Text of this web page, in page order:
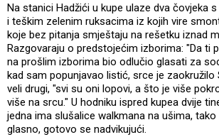
Na stanici Hadžići u kupe ulaze dva čovjeka
i teškim zelenim ruksacima iz kojih vire
koje bez pitanja smještaju na rešetku iznad
Razgovaraju o predstojećim izborima: "Da ti
na prošlim izborima bio odlučio glasati za
kad sam popunjavao listić, srce je zaokružilo
veli drugi, "svi su oni lopovi, a što je više
više na srcu." U hodniku ispred kupea dvije
jedna ima slušalice walkmana na ušima,
glasno, gotovo se nadvikujući.